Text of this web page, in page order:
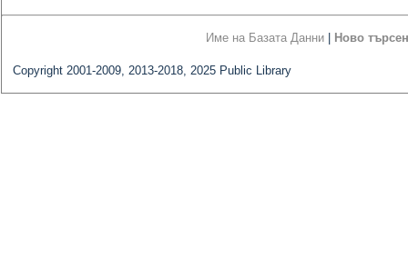
Име на Базата Данни Ново
Copyright 2001-2009, 2013-2018, 2025 Public Library